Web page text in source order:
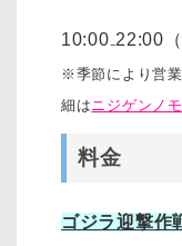
10:00₋22:00
※季節により営
細はニジゲンノ
料金
ゴジラ迎撃